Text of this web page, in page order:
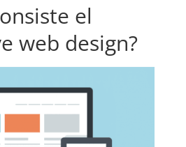
el
web design?